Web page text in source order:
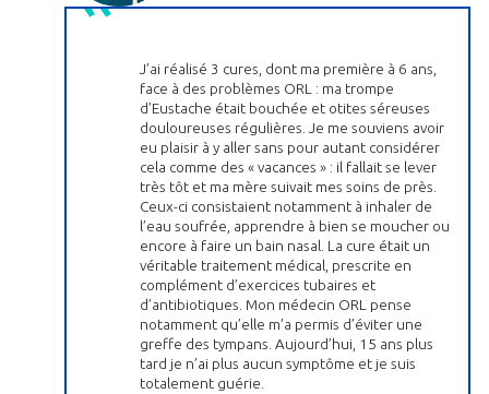
J’ai réalisé 3 cures, dont ma première à 6 ans,
face à des problèmes ORL : ma trompe
d’Eustache était bouchée et otites séreuses
douloureuses régulières. Je me souviens avoir
eu plaisir à y aller sans pour autant considérer
cela comme des « vacances » : il fallait se lever
très tôt et ma mère suivait mes soins de près.
Ceux-ci consistaient notamment à inhaler de
l’eau soufrée, apprendre à bien se moucher ou
encore à faire un bain nasal. La cure était un
véritable traitement médical, prescrite en
complément d’exercices tubaires et
d’antibiotiques. Mon médecin ORL pense
notamment qu’elle m’a permis d’éviter une
greffe des tympans. Aujourd’hui, 15 ans plus
tard je n’ai plus aucun symptôme et je suis
totalement guérie.